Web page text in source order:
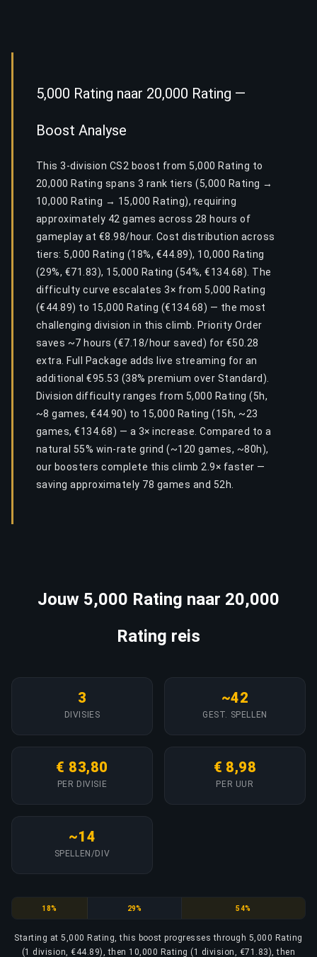
5,000 Rating naar 20,000 Rating —
Boost Analyse
This 3-division CS2 boost from 5,000 Rating to
20,000 Rating spans 3 rank tiers (5,000 Rating →
10,000 Rating → 15,000 Rating), requiring
approximately 42 games across 28 hours of
gameplay at €8.98/hour. Cost distribution across
tiers: 5,000 Rating (18%, €44.89), 10,000 Rating
(29%, €71.83), 15,000 Rating (54%, €134.68). The
difficulty curve escalates 3× from 5,000 Rating
(€44.89) to 15,000 Rating (€134.68) — the most
challenging division in this climb. Priority Order
saves ~7 hours (€7.18/hour saved) for €50.28
extra. Full Package adds live streaming for an
additional €95.53 (38% premium over Standard).
Division difficulty ranges from 5,000 Rating (5h,
~8 games, €44.90) to 15,000 Rating (15h, ~23
games, €134.68) — a 3× increase. Compared to a
natural 55% win-rate grind (~120 games, ~80h),
our boosters complete this climb 2.9× faster —
saving approximately 78 games and 52h.
Jouw 5,000 Rating naar 20,000
Rating reis
3
DIVISIES
~42
GEST. SPELLEN
€ 83,80
PER DIVISIE
€ 8,98
PER UUR
~14
SPELLEN/DIV
5,000 Rating
18% 10,000 Rating
29% 15,000 Rating
54%
Starting at 5,000 Rating, this boost progresses through 5,000 Rating
(1 division, €44.89), then 10,000 Rating (1 division, €71.83), then